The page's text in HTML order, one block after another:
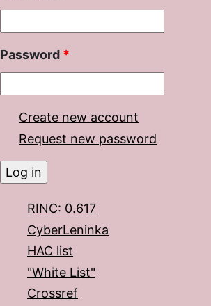
Password *
Create new account
Request new password
RINC: 0.617
CyberLeninka
HAC list
"White List"
Crossref